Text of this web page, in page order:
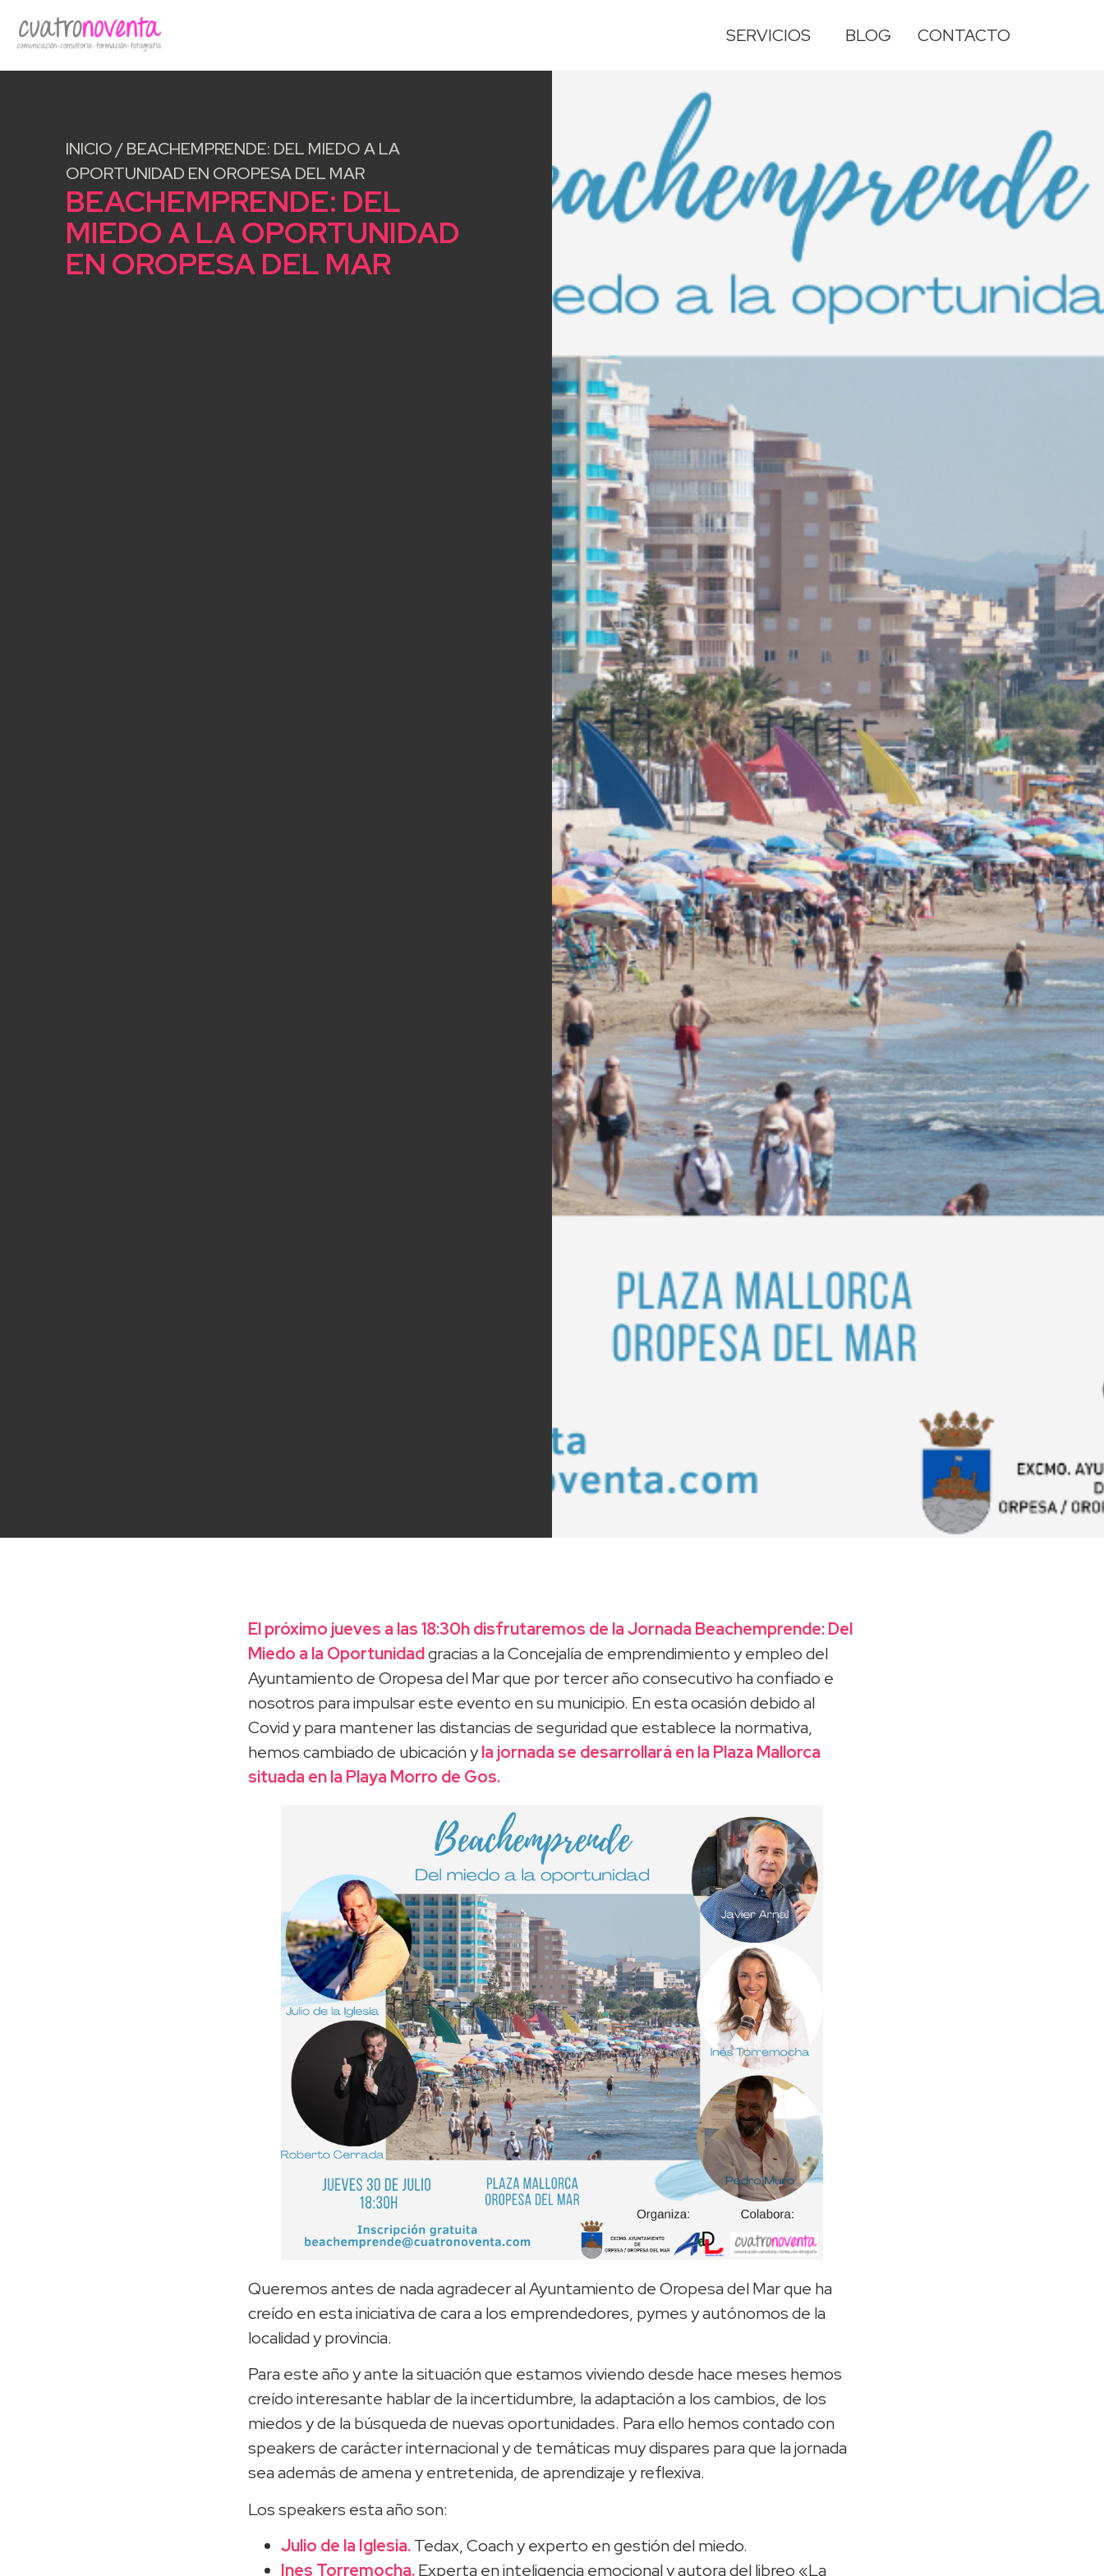
SERVICIOS BLOG CONTACTO
INICIO/BEACHEMPRENDE: DEL MIEDO A LA
OPORTUNIDAD EN OROPESA DEL MAR
BEACHEMPRENDE: DEL
MIEDO A LA OPORTUNIDAD
EN OROPESA DEL MAR
El próximo jueves a las 18:30h disfrutaremos de la Jornada Beachemprende: Del
Miedo a la Oportunidadgracias a la Concejalía de emprendimiento y empleo del
Ayuntamiento de Oropesa del Mar que por tercer año consecutivo ha confiado e
nosotros para impulsar este evento en su municipio. En esta ocasión debido al
Covid y para mantener las distancias de seguridad que establece la normativa,
hemos cambiado de ubicación yla jornada se desarrollará en la Plaza Mallorca
situada en la Playa Morro de Gos.
Queremos antes de nada agradecer al Ayuntamiento de Oropesa del Mar que ha
creído en esta iniciativa de cara a los emprendedores, pymes y autónomos de la
localidad y provincia.
Para este año y ante la situación que estamos viviendo desde hace meses hemos
creído interesante hablar de la incertidumbre, la adaptación a los cambios, de los
miedos y de la búsqueda de nuevas oportunidades. Para ello hemos contado con
speakers de carácter internacional y de temáticas muy dispares para que la jornada
sea además de amena y entretenida, de aprendizaje y reflexiva.
Los speakers esta año son:
Julio de la Iglesia.Tedax, Coach y experto en gestión del miedo.
Ines Torremocha.Experta en inteligencia emocional y autora del libreo «La